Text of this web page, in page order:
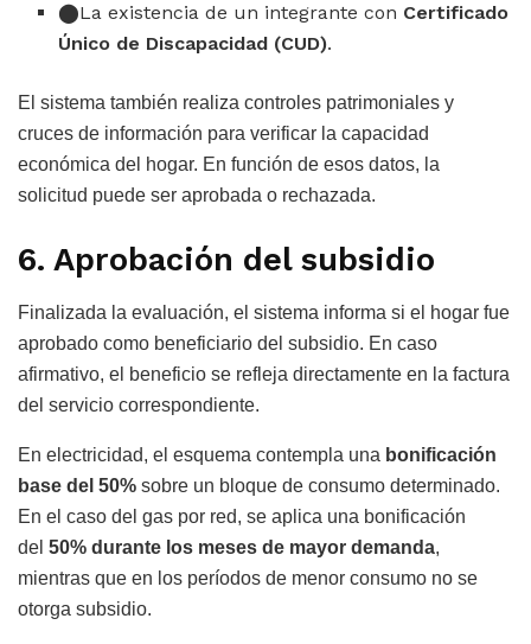
La existencia de un integrante con Certificado
Único de Discapacidad (CUD).
El sistema también realiza controles patrimoniales y
cruces de información para verificar la capacidad
económica del hogar. En función de esos datos, la
solicitud puede ser aprobada o rechazada.
6. Aprobación del subsidio
Finalizada la evaluación, el sistema informa si el hogar fue
aprobado como beneficiario del subsidio. En caso
afirmativo, el beneficio se refleja directamente en la factura
del servicio correspondiente.
En electricidad, el esquema contempla una bonificación
base del 50% sobre un bloque de consumo determinado.
En el caso del gas por red, se aplica una bonificación
del 50% durante los meses de mayor demanda,
mientras que en los períodos de menor consumo no se
otorga subsidio.